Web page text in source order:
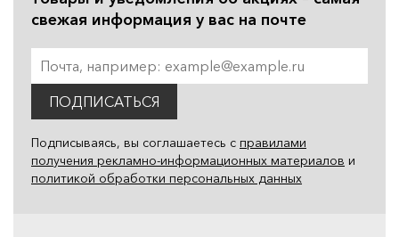
свежая информация у вас на почте
ПОДПИСАТЬСЯ
Подписываясь, вы соглашаетесь с правилами
получения рекламно-информационных материалов и
политикой обработки персональных данных